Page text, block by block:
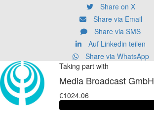
Share on X
Share via Email
Share via SMS
Auf Linkedin teilen
Share via WhatsApp
Taking part with
Media Broadcast GmbH
€1024.06